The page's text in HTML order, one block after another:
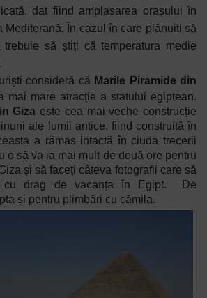
dat fiind amplasarea orașului în
Mediterană. În cazul în care plănuiți să
să știți că temperatura medie
consideră că Marile Piramide din
mai mare atracție a statului egiptean.
Giza este cea mai veche construcție
ale lumii antice, fiind construită în
a rămas intactă în ciuda trecerii
o să va ia mai mult de două ore pentru
și să faceți câteva fotografii care să
cu drag de vacanța în Egipt.
De
și pentru plimbări cu cămila.